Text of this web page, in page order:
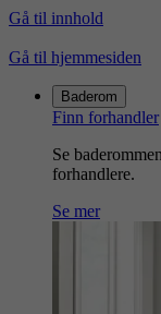
Gå til innhold
Gå til hjemmesiden
Baderom
Finn forhandler
Se
forhandlere.
Se mer